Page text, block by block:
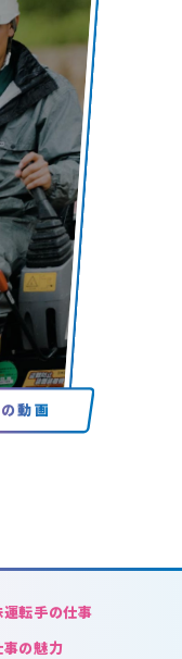
動画
運転手の仕事
事の魅力